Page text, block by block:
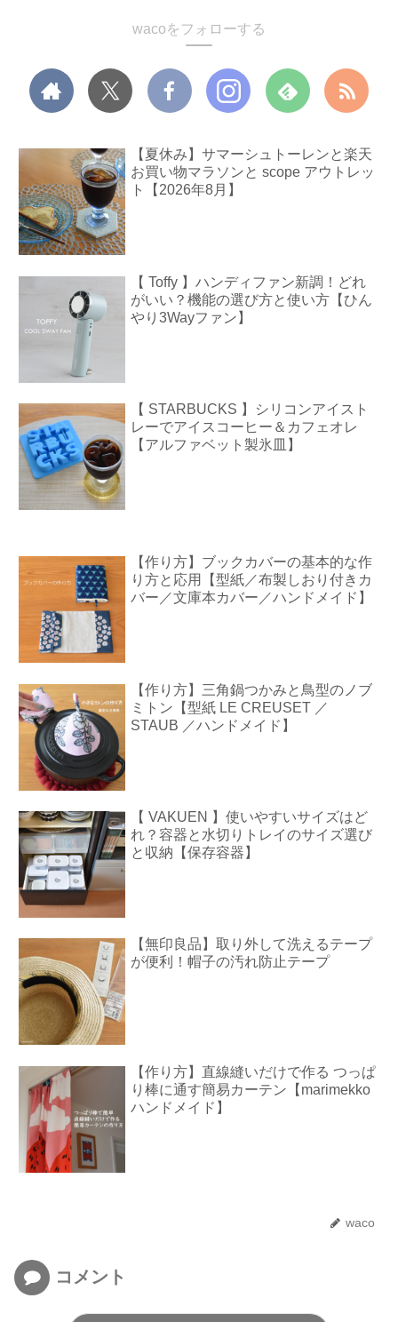
wacoをフォローする
【夏休み】サマーシュトーレンと楽天
お買い物マラソンと scope アウトレッ
ト【2026年8月】
【 Toffy 】ハンディファン新調！どれ
がいい？機能の選び方と使い方【ひん
やり3Wayファン】
【 STARBUCKS 】シリコンアイスト
レーでアイスコーヒー＆カフェオレ
【アルファベット製氷皿】
【作り方】ブックカバーの基本的な作
り方と応用【型紙／布製しおり付きカ
バー／文庫本カバー／ハンドメイド】
【作り方】三角鍋つかみと鳥型のノブ
ミトン【型紙 LE CREUSET ／
STAUB ／ハンドメイド】
【 VAKUEN 】使いやすいサイズはど
れ？容器と水切りトレイのサイズ選び
と収納【保存容器】
【無印良品】取り外して洗えるテープ
が便利！帽子の汚れ防止テープ
【作り方】直線縫いだけで作る つっぱ
り棒に通す簡易カーテン【marimekko
ハンドメイド】
waco
コメント